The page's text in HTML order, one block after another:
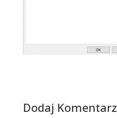
Dodaj Komentarz